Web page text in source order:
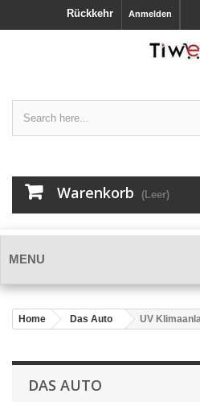
Anmelden
Rückkehr
Warenkorb (Leer)
MENU
Home Das Auto UV
DAS AUTO